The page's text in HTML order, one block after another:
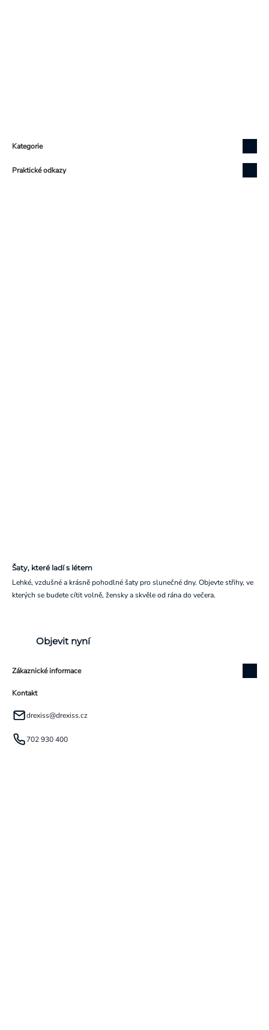
Kategorie
Praktické odkazy
Šaty, které ladí s létem
Lehké, vzdušné a krásně pohodlné šaty pro slunečné dny. Objevte střihy, ve
kterých se budete cítit volně, žensky a skvěle od rána do večera.
Objevit nyní
Zákaznické informace
Kontakt
drexiss@drexiss.cz
702 930 400